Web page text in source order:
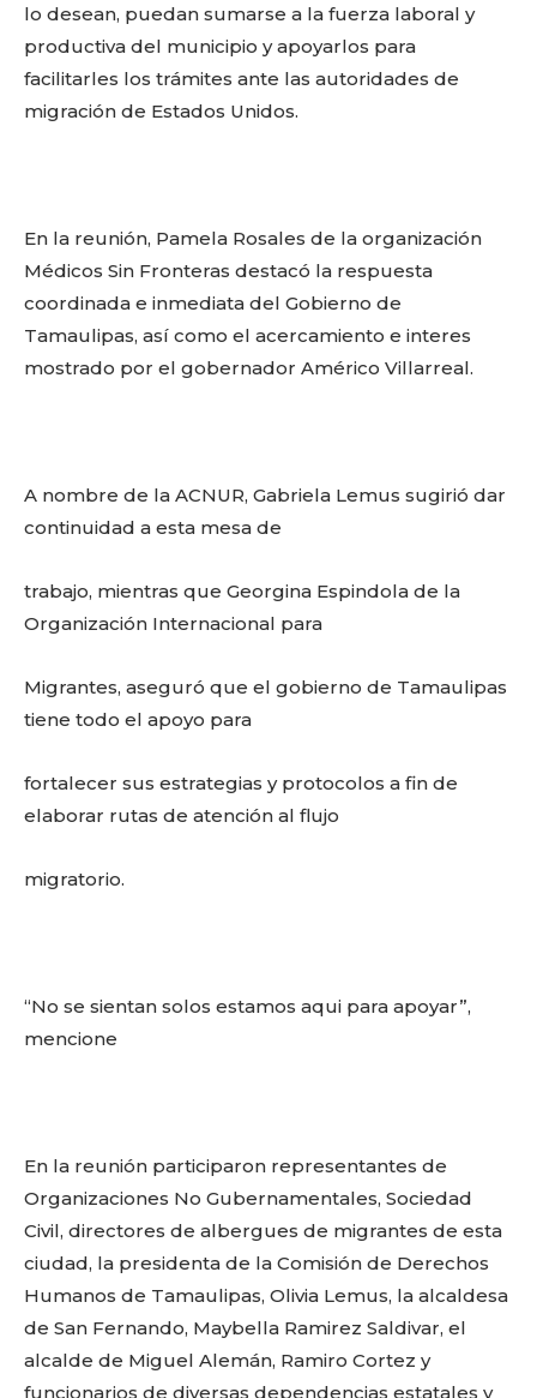
Don't miss
out!
SUBSCRIBE
lo desean, puedan sumarse a la fuerza laboral y
productiva del municipio y apoyarlos para
facilitarles los trámites ante las autoridades de
migración de Estados Unidos.
En la reunión, Pamela Rosales de la organización
Médicos Sin Fronteras destacó la respuesta
coordinada e inmediata del Gobierno de
Tamaulipas, así como el acercamiento e interes
mostrado por el gobernador Américo Villarreal.
A nombre de la ACNUR, Gabriela Lemus sugirió dar
continuidad a esta mesa de
trabajo, mientras que Georgina Espindola de la
Organización Internacional para
Migrantes, aseguró que el gobierno de Tamaulipas
tiene todo el apoyo para
fortalecer sus estrategias y protocolos a fin de
elaborar rutas de atención al flujo
migratorio.
“No se sientan solos estamos aqui para apoyar”,
mencione
En la reunión participaron representantes de
Organizaciones No Gubernamentales, Sociedad
Civil, directores de albergues de migrantes de esta
ciudad, la presidenta de la Comisión de Derechos
Humanos de Tamaulipas, Olivia Lemus, la alcaldesa
de San Fernando, Maybella Ramirez Saldivar, el
alcalde de Miguel Alemán, Ramiro Cortez y
funcionarios de diversas dependencias estatales y